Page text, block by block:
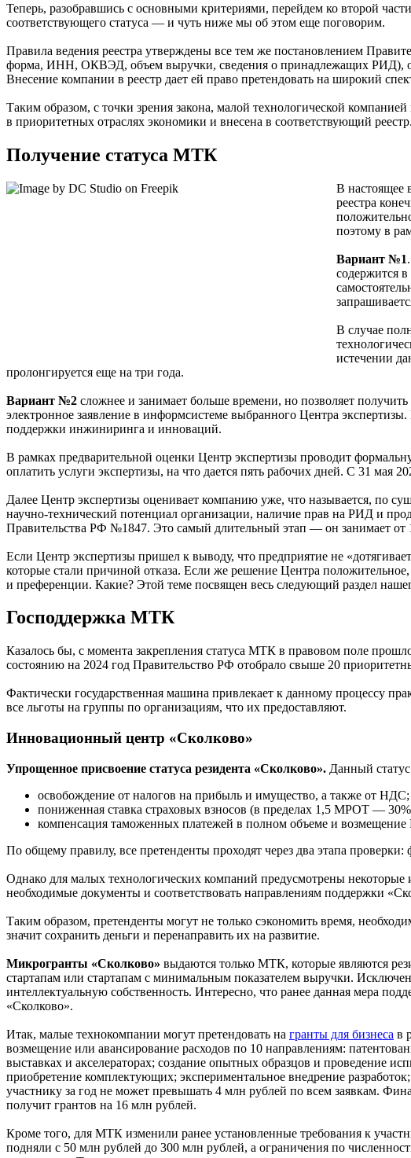
Теперь, разобравшись с основными критериями, перейдем ко второй
соответствующего статуса — и чуть ниже мы об этом еще поговорим.
Правила ведения реестра утверждены все тем же постановлением
форма, ИНН, ОКВЭД, объем выручки, сведения о принадлежащих РИД), о
Внесение компании в реестр дает ей право претендовать на широкий
Таким образом, с точки зрения закона, малой технологической
в приоритетных отраслях экономики и внесена в соответствующий реестр.
Получение статуса МТК
В настоящее
реестра
поэтому в
Вариант №1
содержится
В случае
истечении
пролонгируется еще на три года.
Вариант №2 сложнее и занимает больше времени, но позволяет
электронное заявление в информсистеме выбранного Центра
поддержки инжиниринга и инноваций.
В рамках предварительной оценки Центр экспертизы проводит
оплатить услуги экспертизы, на что дается пять рабочих дней. С 31 мая
Далее Центр экспертизы оценивает компанию уже, что называется, по
научно-технический потенциал организации, наличие прав на РИД и
Правительства РФ №1847. Это самый длительный этап — он занимает от
Если Центр экспертизы пришел к выводу, что предприятие не
которые стали причиной отказа. Если же решение Центра
и преференции. Какие? Этой теме посвящен весь следующий раздел
Господдержка МТК
Казалось бы, с момента закрепления статуса МТК в правовом поле
состоянию на 2024 год Правительство РФ отобрало свыше 20
Фактически государственная машина привлекает к данному процессу
все льготы на группы по организациям, что их предоставляют.
Инновационный центр «Сколково»
Упрощенное присвоение статуса резидента «Сколково». Данный
освобождение от налогов на прибыль и имущество, а также от НДС;
пониженная ставка страховых взносов (в пределах 1,5 МРОТ —
компенсация таможенных платежей в полном объеме и
По общему правилу, все претенденты проходят через два этапа
Однако для малых технологических компаний предусмотрены некоторые
необходимые документы и соответствовать направлениям поддержки
Таким образом, претенденты могут не только сэкономить время,
значит сохранить деньги и перенаправить их на развитие.
Микрогранты «Сколково» выдаются только МТК, которые являются
стартапам или стартапам с минимальным показателем выручки.
интеллектуальную собственность. Интересно, что ранее данная мера
«Сколково».
Итак, малые технокомпании могут претендовать на гранты для бизнеса в
возмещение или авансирование расходов по 10 направлениям:
выставках и акселераторах; создание опытных образцов и проведение
приобретение комплектующих; экспериментальное внедрение
участнику за год не может превышать 4 млн рублей по всем заявкам.
получит грантов на 16 млн рублей.
Кроме того, для МТК изменили ранее установленные требования к
подняли с 50 млн рублей до 300 млн рублей, а ограничения по